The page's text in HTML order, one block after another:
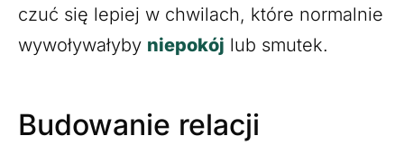
czuć się lepiej w chwilach, które normalnie
wywoływałyby niepokój lub smutek.
Budowanie relacji